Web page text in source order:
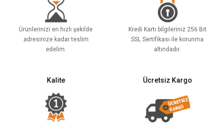
Ürünlerinizi en hızlı şekilde
adresinize kadar teslim
edelim.
Kredi Kartı bilgileriniz 256 Bit
SSL Sertifikası ile korunma
altındadır.
Kalite Ücretsiz Kargo